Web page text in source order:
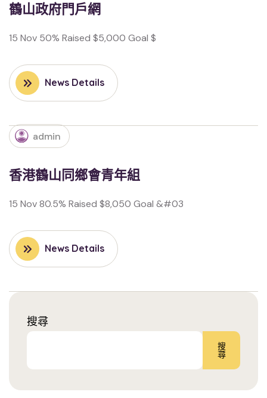
鶴山政府門戶網
15 Nov 50% Raised $5,000 Goal $
News Details
admin
香港鶴山同鄉會青年組
15 Nov 80.5% Raised $8,050 Goal &#03
News Details
搜尋
搜
尋